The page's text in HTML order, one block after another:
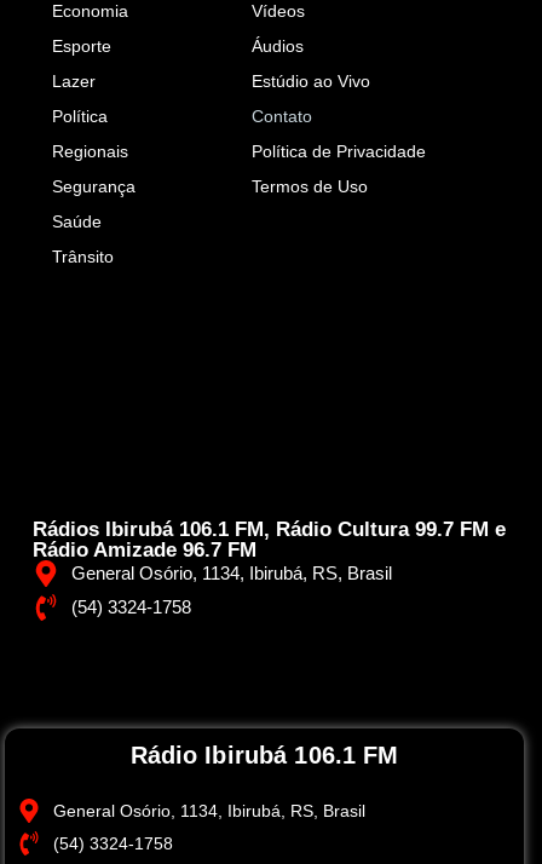
Rádios Ibirubá 106.1 FM, Rádio Cultura 99.7 FM e
Rádio Amizade 96.7 FM
General Osório, 1134, Ibirubá, RS, Brasil
(54) 3324-1758
Economia
Esporte
Lazer
Política
Regionais
Segurança
Saúde
Trânsito
Vídeos
Áudios
Estúdio ao Vivo
Contato
Política de Privacidade
Termos de Uso
Rádio Ibirubá 106.1 FM
General Osório, 1134, Ibirubá, RS, Brasil
(54) 3324-1758